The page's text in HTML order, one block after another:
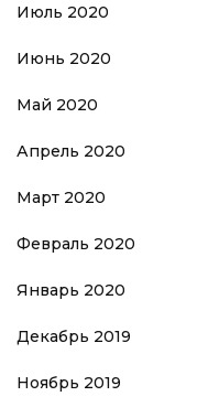
Июль 2020
Июнь 2020
Май 2020
Апрель 2020
Март 2020
Февраль 2020
Январь 2020
Декабрь 2019
Ноябрь 2019